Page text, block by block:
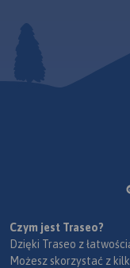
Czym jest Traseo?
Dzięki Traseo z
Możesz skorzystać z